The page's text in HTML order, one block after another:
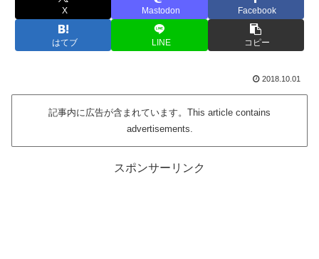
X Mastodon Facebook
はてブ LINE コピー
2018.10.01
記事内に広告が含まれています。This article contains
advertisements.
スポンサーリンク